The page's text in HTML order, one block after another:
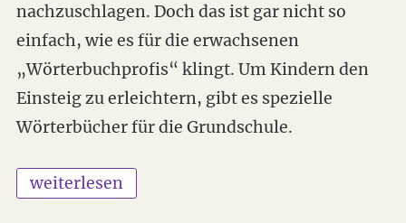
nachzuschlagen. Doch das ist gar nicht so
einfach, wie es für die erwachsenen
„Wörterbuchprofis“ klingt. Um Kindern den
Einsteig zu erleichtern, gibt es spezielle
Wörterbücher für die Grundschule.
„Langenscheidt Grundschulwörterbuch
weiterlesen